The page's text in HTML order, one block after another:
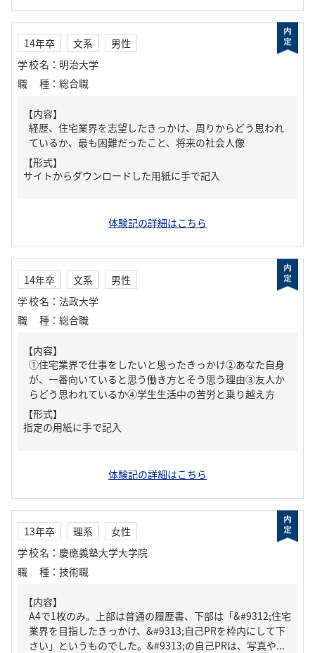
14年卒 文系
男性
学校名 ： 明治大学
職種 ： 総合職
【内容】
経歴、住宅業界を志望したきっかけ、周りからどう思われ
ているか、最も困難だったこと、将来の社会人像
【形式】
サイトからダウンロードした用紙に手で記入
体験記の詳細はこちら
14年卒 文系
男性
学校名 ： 法政大学
職種 ： 総合職
【内容】
①住宅業界で仕事をしたいと思ったきっかけ②あなた自身
が、一番向いていると思う働き方とそう思う理由③友人か
らどう思われているか④学生生活中の苦労と乗り越え方
【形式】
指定の用紙に手で記入
体験記の詳細はこちら
13年卒 理系
女性
学校名 ： 慶應義塾大学大学院
職種 ： 技術職
【内容】
A4で1枚のみ。上部は普通の履歴書、下部は「&#9312;住宅
業界を目指したきっかけ、&#9313;自己PRを枠内にして下
さい」というものでした。&#9313;の自己PRは、写真や...